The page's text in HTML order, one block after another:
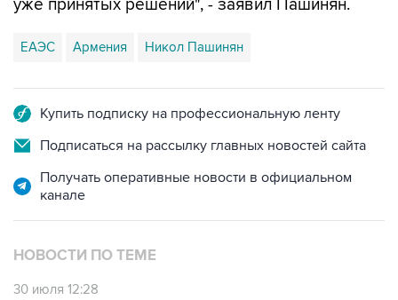
уже принятых решений", - заявил Пашинян.
ЕАЭС Армения Никол Пашинян
Купить подписку на профессиональную ленту
Подписаться на рассылку главных новостей сайта
Получать оперативные новости в официальном
канале
НОВОСТИ ПО ТЕМЕ
30 июля 12:28